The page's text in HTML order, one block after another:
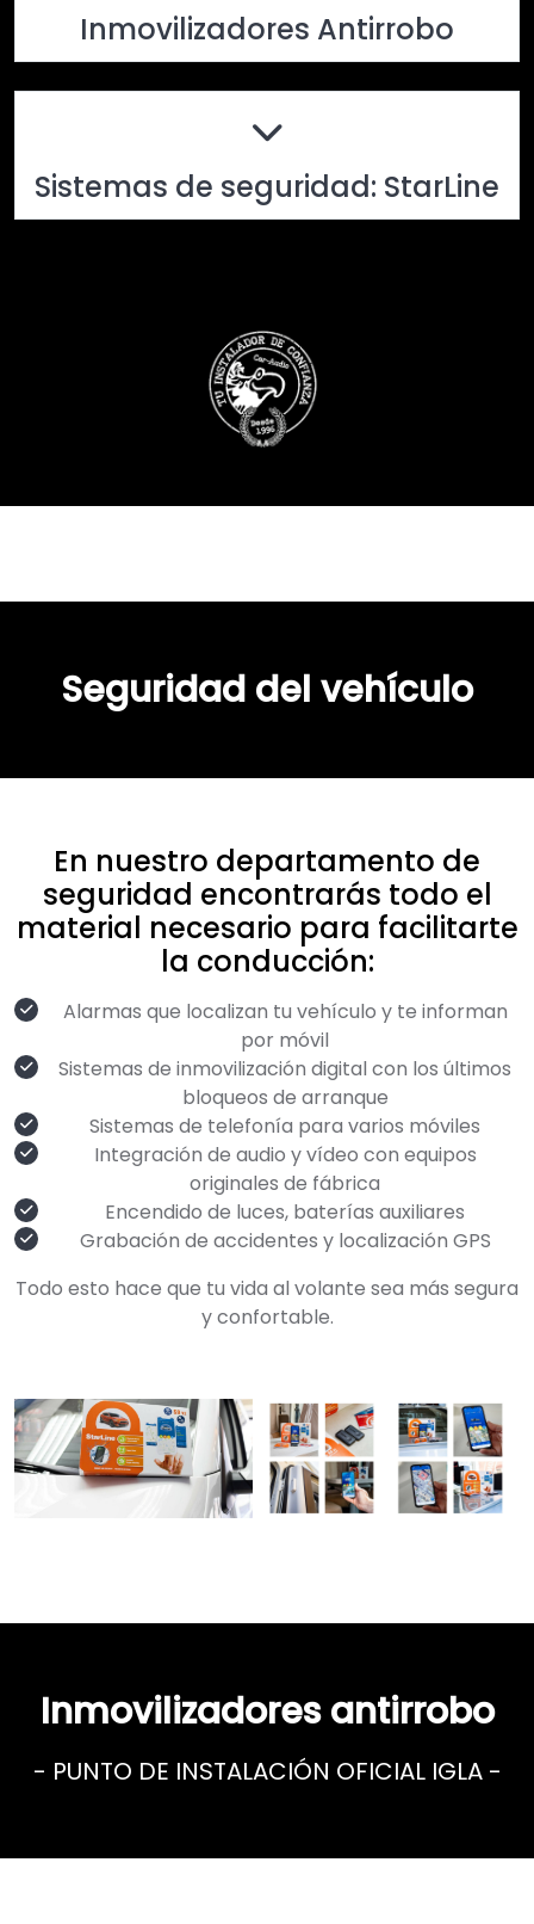
Inmovilizadores Antirrobo
Sistemas de seguridad: StarLine
Seguridad del vehículo
En nuestro departamento de
seguridad encontrarás todo el
material necesario para facilitarte
la conducción:
Alarmas que localizan tu vehículo y te informan
por móvil
Sistemas de inmovilización digital con los últimos
bloqueos de arranque
Sistemas de telefonía para varios móviles
Integración de audio y vídeo con equipos
originales de fábrica
Encendido de luces, baterías auxiliares
Grabación de accidentes y localización GPS
Todo esto hace que tu vida al volante sea más segura
y confortable.
Inmovilizadores antirrobo
- PUNTO DE INSTALACIÓN OFICIAL IGLA -